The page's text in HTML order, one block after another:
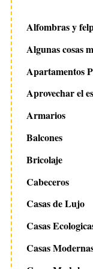
n
a
c
i
ó
n
d
e
e
n
t
r
a
d
a
s
Alfombras y
Algunas cosas
Apartamentos
Aprovechar el
Armarios
Balcones
Bricolaje
Cabeceros
Casas de Lujo
Casas
Casas
a
c
o
: